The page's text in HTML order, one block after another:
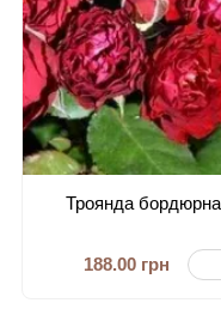
Троянда
188.00 грн